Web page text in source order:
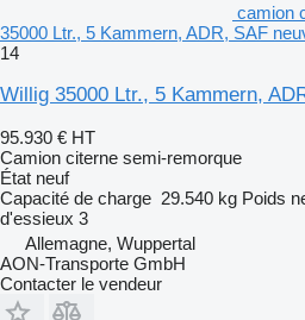
camion
35000 Ltr., 5 Kammern, ADR, SAF
14
Willig 35000 Ltr., 5 Kammern,
95.930 € HT
Camion citerne semi-remorque
État neuf
Capacité de charge 29.540 kg Poids
d'essieux 3
Allemagne, Wuppertal
AON-Transporte GmbH
Contacter le vendeur